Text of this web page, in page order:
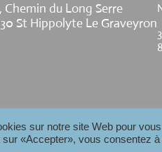
Chemin du Long Serre
St Hippolyte Le Graveyron
de l'Angèle - 2024
sur notre site Web pour
sur «Accepter», vous consentez